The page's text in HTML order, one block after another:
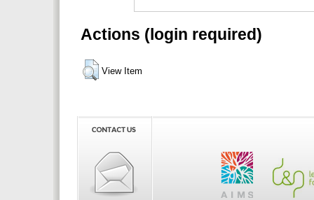
Actions (login required)
View Item